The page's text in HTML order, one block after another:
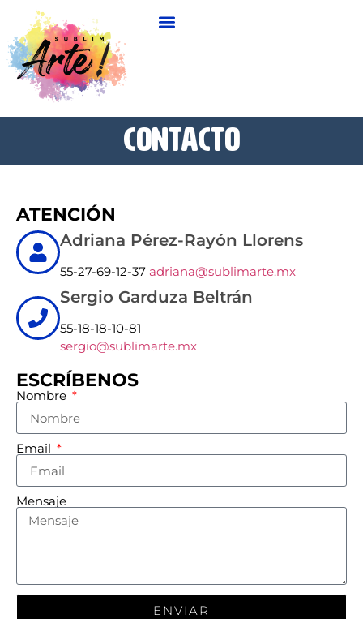
Contacto
ATENCIÓN
Adriana Pérez-Rayón Llorens
55-27-69-12-37 adriana@sublimarte.mx
Sergio Garduza Beltrán
55-18-18-10-81
sergio@sublimarte.mx
ESCRÍBENOS
Nombre
Email
Mensaje
ENVIAR